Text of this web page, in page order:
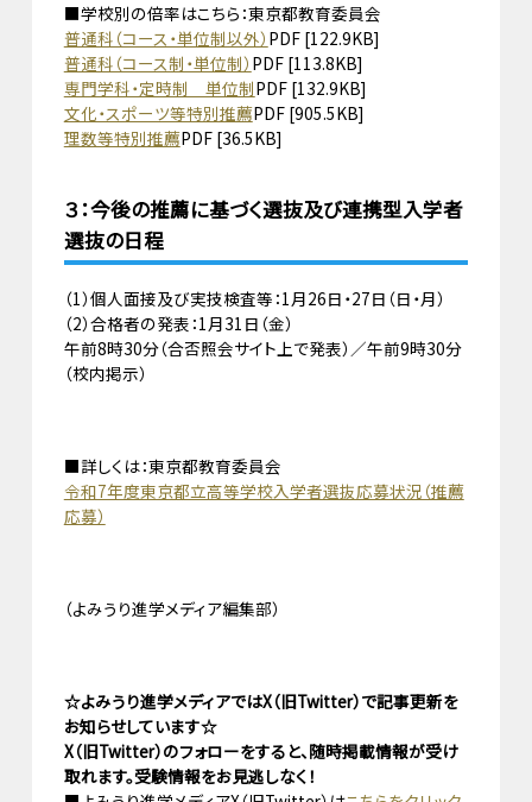
■学校別の倍率はこちら：東京都教育委員会
普通科（コース・単位制以外） PDF [122.9KB]
普通科（コース制・単位制） PDF [113.8KB]
専門学科・定時制 単位制PDF [132.9KB]
文化・スポーツ等特別推薦PDF [905.5KB]
理数等特別推薦PDF [36.5KB]
３：今後の推薦に基づく選抜及び連携型入学者
選抜の日程
（1）個人面接及び実技検査等：1月26日・27日（日・月）
（2）合格者の発表：1月31日（金）
午前8時30分（合否照会サイト上で発表）／午前9時30分
（校内掲示）
■詳しくは：東京都教育委員会
令和7年度東京都立高等学校入学者選抜応募状況（推薦
応募）
（よみうり進学メディア編集部）
☆よみうり進学メディアではX（旧Twitter）で記事更新を
お知らせしています☆
X（旧Twitter）のフォローをすると、随時掲載情報が受け
取れます。受験情報をお見逃しなく！